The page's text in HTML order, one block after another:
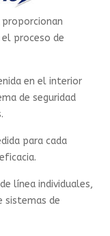
proporcionan
proceso de
en el interior
de seguridad
para cada
línea individuales,
sistemas de